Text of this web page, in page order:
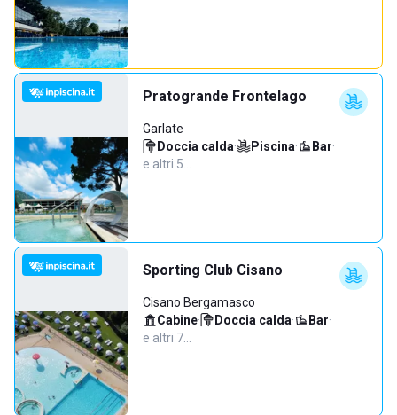
Pratogrande Frontelago
Garlate
Doccia calda· Piscina· Bar·
e altri 5…
Sporting Club Cisano
Cisano Bergamasco
Cabine· Doccia calda· Bar·
e altri 7…